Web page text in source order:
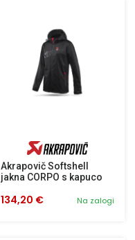
Akrapovič Softshell
jakna CORPO s kapuco
Na zalogi
134,20 €